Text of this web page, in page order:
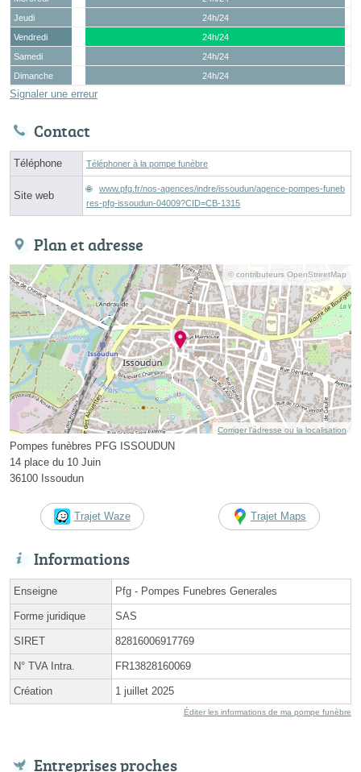
Jeudi
24h/24
Vendredi
24h/24
Samedi
24h/24
Dimanche
24h/24
Signaler une erreur
Contact
Téléphone Téléphoner à la pompe funèbre
Site web
www.pfg.fr/nos-agences/indre/issoudun/agence-pompes-funeb
res-pfg-issoudun-04009?CID=CB-1315
Plan et adresse
© contributeurs OpenStreetMap
Corriger l’adresse ou la localisation
Pompes funèbres PFG ISSOUDUN
14 place du 10 Juin
36100 Issoudun
Trajet Waze Trajet Maps
Informations
Enseigne Pfg - Pompes Funebres Generales
Forme juridique SAS
SIRET 82816006917769
N° TVA Intra. FR13828160069
Création 1 juillet 2025
Éditer les informations de ma pompe funèbre
Entreprises proches